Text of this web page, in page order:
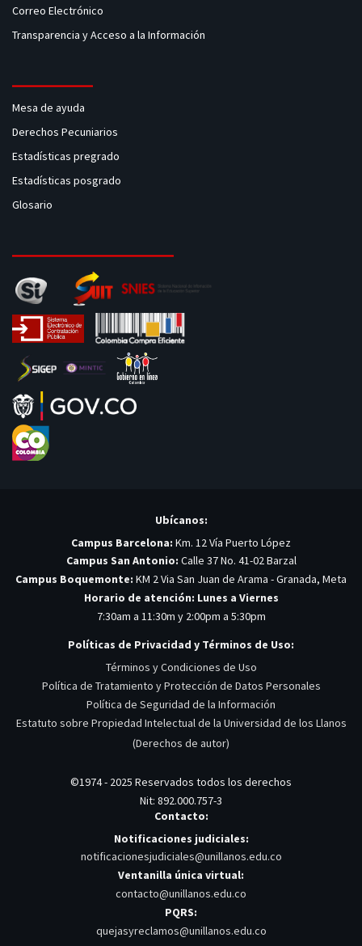
Correo Electrónico
Transparencia y Acceso a la Información
Mesa de ayuda
Derechos Pecuniarios
Estadísticas pregrado
Estadísticas posgrado
Glosario
Ubícanos:
Campus Barcelona: Km. 12 Vía Puerto López
Campus San Antonio: Calle 37 No. 41-02 Barzal
Campus Boquemonte: KM 2 Via San Juan de Arama - Granada, Meta
Horario de atención: Lunes a Viernes
7:30am a 11:30m y 2:00pm a 5:30pm
Políticas de Privacidad y Términos de Uso:
Términos y Condiciones de Uso
Política de Tratamiento y Protección de Datos Personales
Política de Seguridad de la Información
Estatuto sobre Propiedad Intelectual de la Universidad de los Llanos
(Derechos de autor)
©1974 - 2025 Reservados todos los derechos
Nit: 892.000.757-3
Contacto:
Notificaciones judiciales:
notificacionesjudiciales@unillanos.edu.co
Ventanilla única virtual:
contacto@unillanos.edu.co
PQRS:
quejasyreclamos@unillanos.edu.co